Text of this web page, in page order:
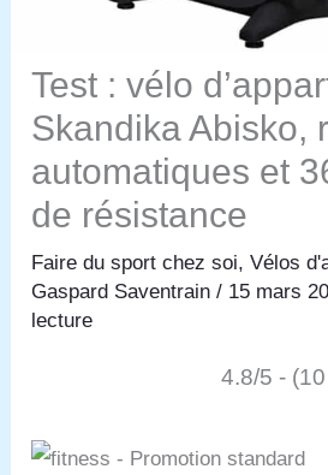
Test : vélo
Skandika Abisko,
automatiques et
de résistance
Faire du sport chez soi,Vélos
Gaspard Saventrain/ 15 mars
lecture
4.8/5 -